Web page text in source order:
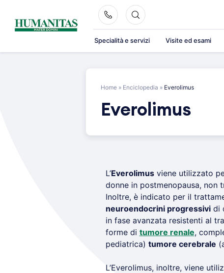
content
Specialità e servizi Visite ed esami
Home » Enciclopedia » Everolimus
Everolimus
L’Everolimusviene utilizzato
donne in postmenopausa,
Inoltre, è indicato per il
neuroendocrini progressividi
in fase avanzata resistenti al
forme di tumore renale,
pediatrica) tumore cerebrale
L’Everolimus, inoltre, viene